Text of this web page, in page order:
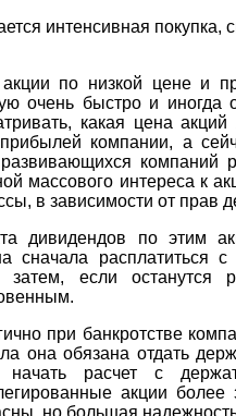
интенсивная
акции по низкой цене и
очень быстро и
какая цена
компании, а
компаний
массового интереса к
в зависимости от прав
дивидендов по этим
сначала расплатиться
затем, если останутся
при банкротстве
она обязана отдать
начать расчет с
акции
но большая